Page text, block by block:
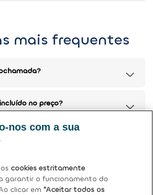
mais frequentes
no preço?
carro atual?
Ver perguntas frequentes (FAQ)
nos com a sua
cookies estritamente
garantir o funcionamento do
clicar em “Aceitar todos os